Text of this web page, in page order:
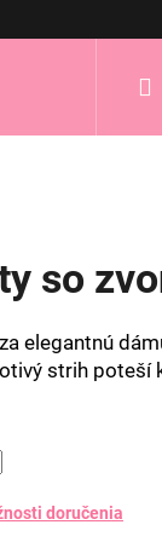
so
elegantnú
strih poteší
doručenia